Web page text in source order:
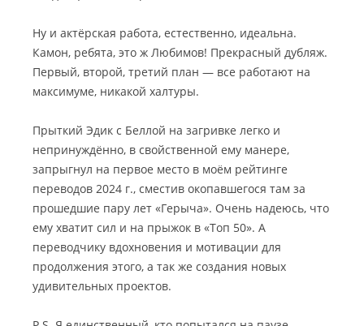
Ну и актёрская работа, естественно, идеальна.
Камон, ребята, это ж Любимов! Прекрасный дубляж.
Первый, второй, третий план — все работают на
максимуме, никакой халтуры.
Прыткий Эдик с Беллой на загривке легко и
непринуждённо, в свойственной ему манере,
запрыгнул на первое место в моём рейтинге
переводов 2024 г., сместив окопавшегося там за
прошедшие пару лет «Герыча». Очень надеюсь, что
ему хватит сил и на прыжок в «Топ 50». А
переводчику вдохновения и мотивации для
продолжения этого, а так же создания новых
удивительных проектов.